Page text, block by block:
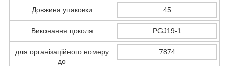
Довжина упаковки 45
Виконання цоколя PGJ19-1
для організаційного номеру
до
7874